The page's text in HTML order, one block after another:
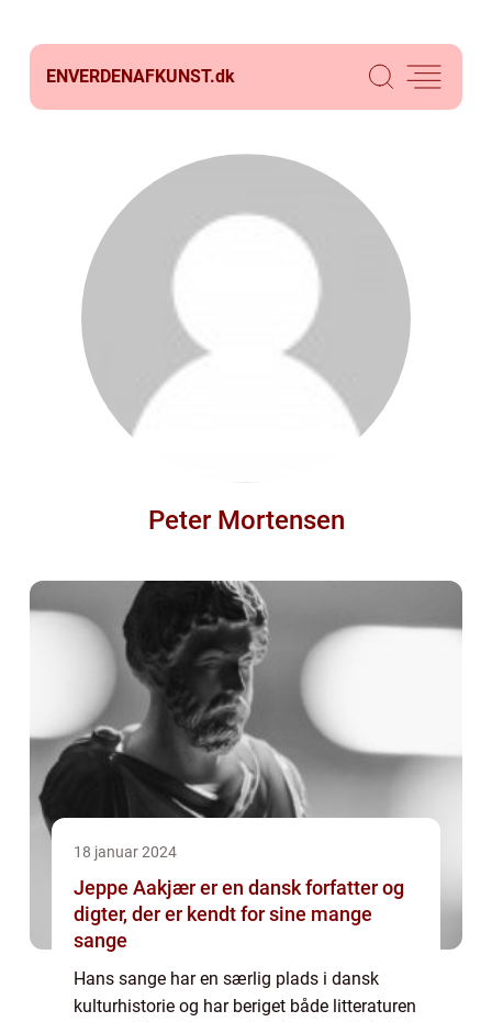
ENVERDENAFKUNST.dk
Peter Mortensen
18 januar 2024
Jeppe Aakjær er en dansk forfatter og
digter, der er kendt for sine mange
sange
Hans sange har en særlig plads i dansk
kulturhistorie og har beriget både litteraturen